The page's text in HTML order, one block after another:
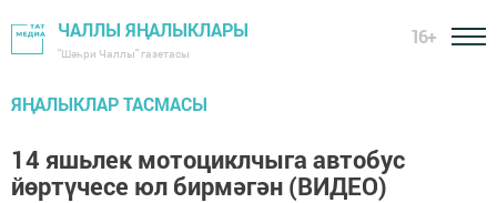
ЧАЛЛЫ ЯҢАЛЫКЛАРЫ
"Шәһри Чаллы" газетасы
16+
ЯҢАЛЫКЛАР ТАСМАСЫ
14 яшьлек мотоциклчыга автобус
йөртүчесе юл бирмәгән (ВИДЕО)